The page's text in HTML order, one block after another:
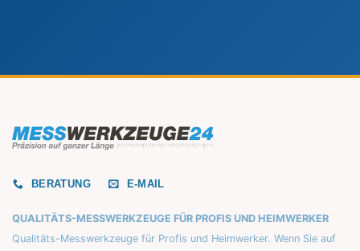
BERATUNG E-MAIL
QUALITÄTS-MESSWERKZEUGE FÜR PROFIS UND HEIMWERKER
Qualitäts-Messwerkzeuge für Profis und Heimwerker. Wenn Sie auf